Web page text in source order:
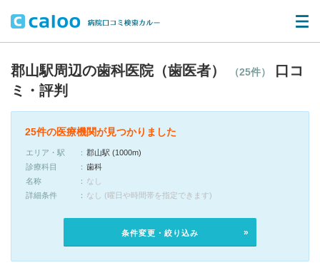
郡山駅周辺の歯科医院（歯医者） （25件）
口コ
ミ・評判
25件の医療機関が見つかりました
エリア・駅
郡山駅 (1000m)
診療科目
歯科
名称
なし
詳細条件
なし (曜日や時間帯を指定できます)
条件変更・絞り込み